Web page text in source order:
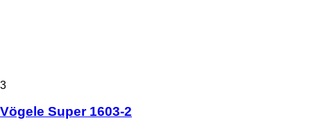
3
Vögele Super 1603-2